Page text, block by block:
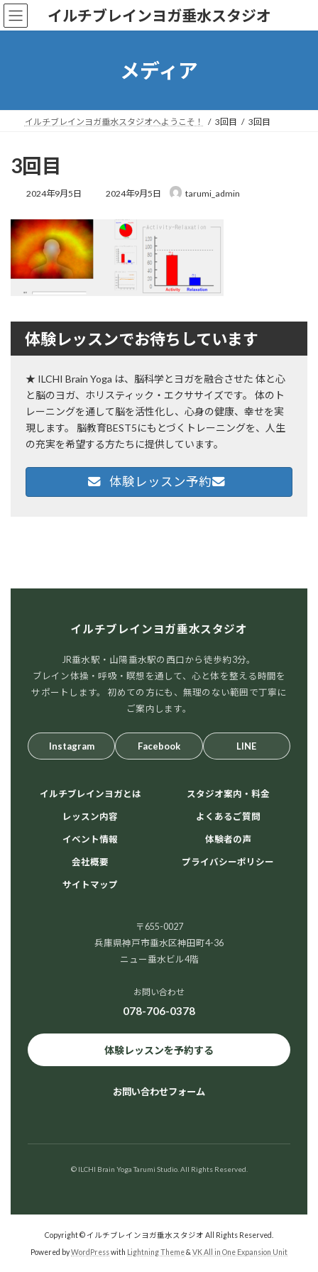
コ
ン
ナ
ビ
イルチブレインヨガ垂水スタジオ
メディア
イルチブレインヨガ垂水スタジオへようこそ！ 3回目 3回目
3回目
2024年9月5日
最
2024年9月5日 tarumi_admin
体験レッスンでお待ちしています
★ ILCHI Brain Yoga は、脳科学とヨガを融合させた 体と心
と脳のヨガ、ホリスティック・エクササイズです。 体のト
レーニングを通して脳を活性化し、心身の健康、幸せを実
現します。 脳教育BEST5にもとづくトレーニングを、人生
の充実を希望する方たちに提供しています。
体験レッスン予約
イルチブレインヨガ垂水スタジオ
JR垂水駅・山陽垂水駅の西口から徒歩約3分。
ブレイン体操・呼吸・瞑想を通して、心と体を整える時間を
サポートします。 初めての方にも、無理のない範囲で丁寧に
ご案内します。
Instagram Facebook LINE
イルチブレインヨガとは スタジオ案内・料金
レッスン内容 よくあるご質問
イベント情報 体験者の声
会社概要 プライバシーポリシー
サイトマップ
〒655-0027
兵庫県神戸市垂水区神田町4-36
ニュー垂水ビル4階
お問い合わせ
078-706-0378
体験レッスンを予約する
お問い合わせフォーム
© ILCHI Brain Yoga Tarumi Studio. All Rights Reserved.
Copyright © イルチブレインヨガ垂水スタジオ All Rights Reserved.
Powered byWordPresswith Lightning Theme& VK All in One Expansion Unit